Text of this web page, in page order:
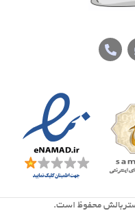
محفوظ است.